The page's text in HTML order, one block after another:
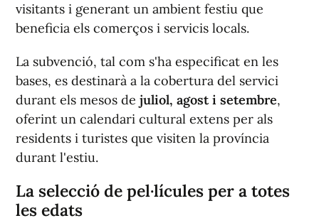
visitants i generant un ambient festiu que
beneficia els comerços i servicis locals.
La subvenció, tal com s'ha especificat en les
bases, es destinarà a la cobertura del servici
durant els mesos de juliol, agost i setembre,
oferint un calendari cultural extens per als
residents i turistes que visiten la província
durant l'estiu.
La selecció de pel·lícules per a totes
les edats